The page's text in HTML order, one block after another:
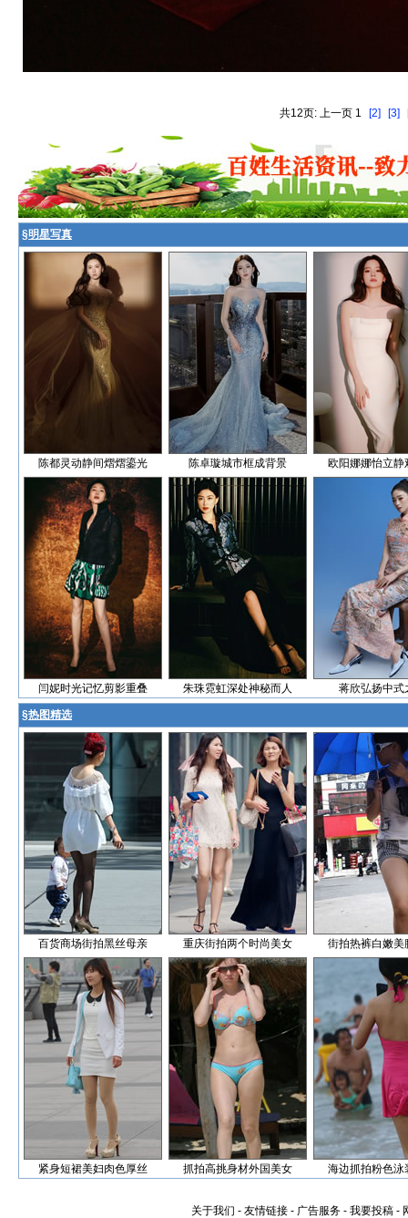
共12页: 上一页 1 [2] [3]
§明星写真
陈都灵动静间熠熠鎏光 陈卓璇城市框成背景 欧阳娜娜怡立静
闫妮时光记忆剪影重叠 朱珠霓虹深处神秘而人 蒋欣弘扬中式
§热图精选
百货商场街拍黑丝母亲 重庆街拍两个时尚美女 街拍热裤白嫩美
紧身短裙美妇肉色厚丝 抓拍高挑身材外国美女 海边抓拍粉色泳
关于我们 - 友情链接 - 广告服务 - 我要投稿 -